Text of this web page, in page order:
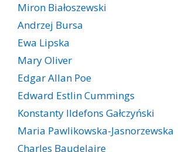
Miron Białoszewski
Andrzej Bursa
Ewa Lipska
Mary Oliver
Edgar Allan Poe
Edward Estlin Cummings
Konstanty Ildefons Gałczyński
Maria Pawlikowska-Jasnorzewska
Charles Baudelaire